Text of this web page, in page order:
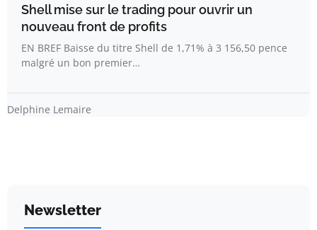
Shell mise sur le trading pour ouvrir un
nouveau front de profits
EN BREF Baisse du titre Shell de 1,71% à 3 156,50 pence
malgré un bon premier…
Delphine Lemaire
Newsletter